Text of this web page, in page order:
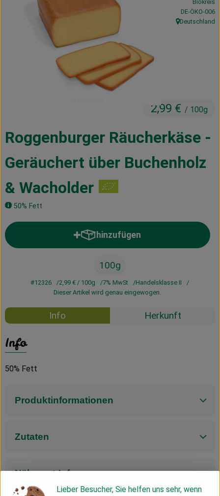
Kühltheke
Vorratskammer
Haus, Garten & Co.
Lieferservice
Roggenburger Räucherkäse -
Geräuchert über Buchenholz
& Wacholder
50% Fett
2,99 € / 100g
Biokreis
,DE-ÖKO-006
, Herkunft:
Deutschland
hinzufügen
Produkt zum Warenkorb
100g
#12326 2,99 €/ 100g 7% MwSt
Handelsklasse II
Dieser Artikel wird genau eingewogen.
Info Herkunft
Info
50% Fett
Produktinformationen
Zutaten
Nährwert-Info
Lieber Besucher, Sie helfen uns sehr, wenn